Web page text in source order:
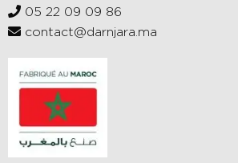
05 22 09 09 86
contact@darnjara.ma